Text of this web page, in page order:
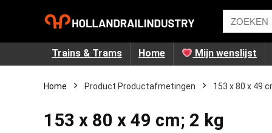
Trains & Trams Home Mijn wenslijst
Home Product Productafmetingen ‎153 x 80 x 49
‎153 x 80 x 49 cm; 2 kg